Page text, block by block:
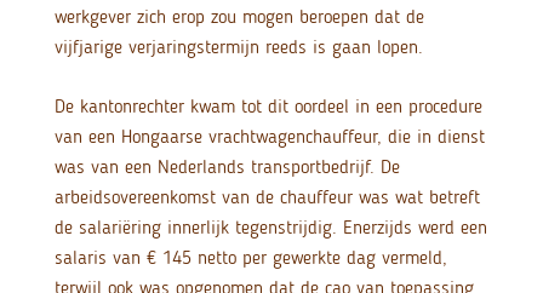
werkgever zich erop zou mogen beroepen dat de
vijfjarige verjaringstermijn reeds is gaan lopen.
De kantonrechter kwam tot dit oordeel in een procedure
van een Hongaarse vrachtwagenchauffeur, die in dienst
was van een Nederlands transportbedrijf. De
arbeidsovereenkomst van de chauffeur was wat betreft
de salariëring innerlijk tegenstrijdig. Enerzijds werd een
salaris van € 145 netto per gewerkte dag vermeld,
terwijl ook was opgenomen dat de cao van toepassing